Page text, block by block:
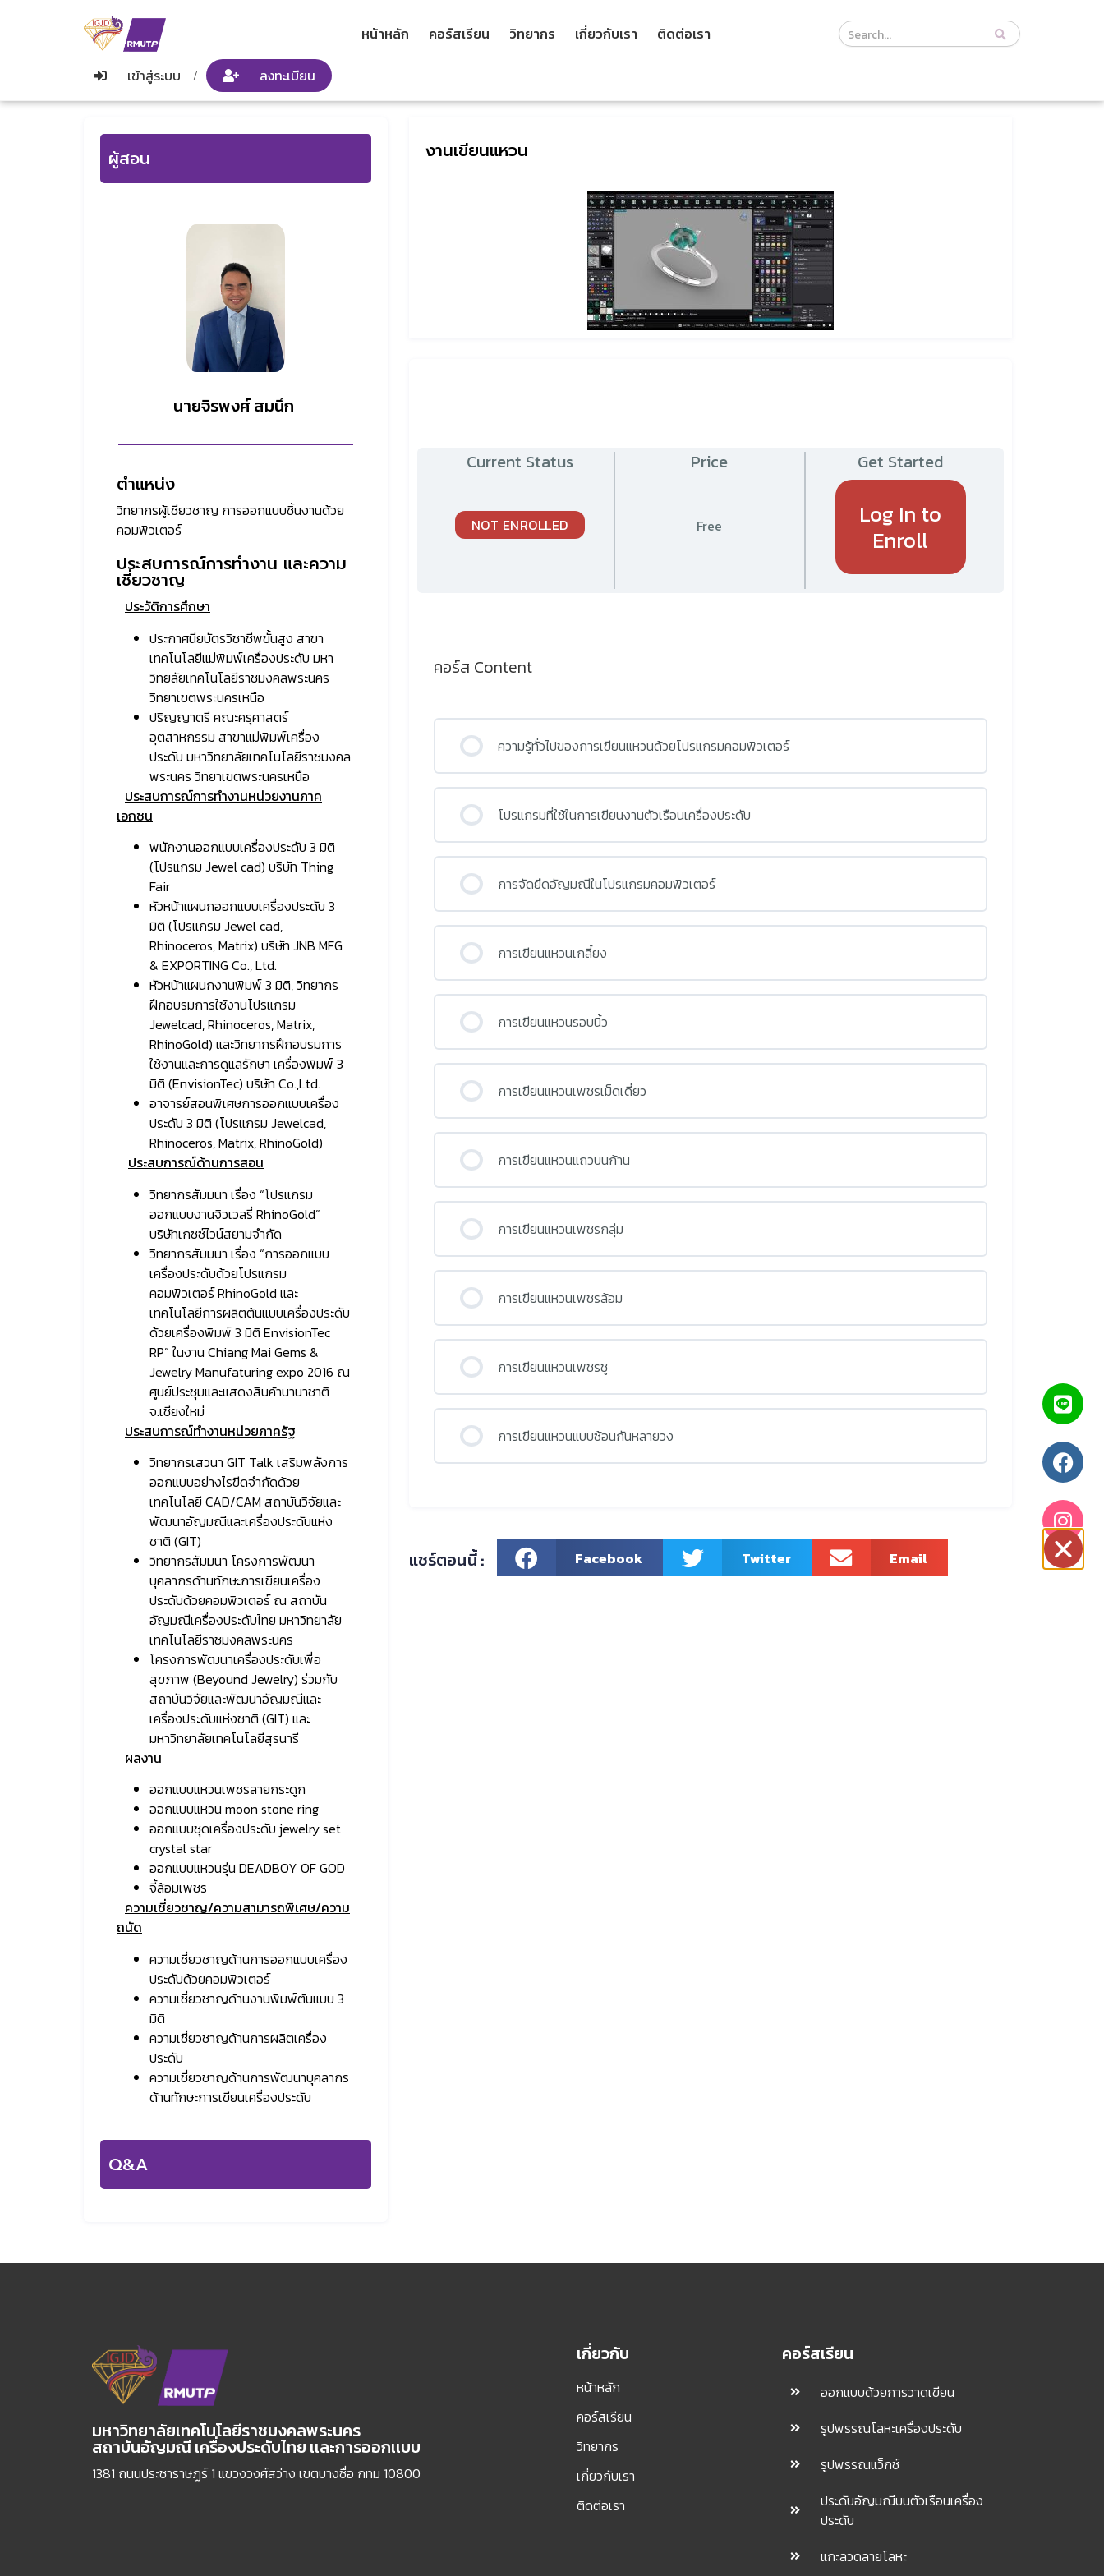
หน้าหลัก คอร์สเรียน วิทยากร เกี่ยวกับเรา ติดต่อเรา
Course
Search
เข้าสู่ระบบ / ลงทะเบียน
ผู้สอน
นายจิรพงศ์ สมนึก
ตำแหน่ง
วิทยากรผู้เชียวชาญ การออกแบบชิ้นงานด้วย
คอมพิวเตอร์
ประสบการณ์การทำงาน และความ
เชี่ยวชาญ
ประวัติการศึกษา
ประกาศนียบัตรวิชาชีพขั้นสูง สาขา
เทคโนโลยีแม่พิมพ์เครื่องประดับ มหา
วิทยลัยเทคโนโลยีราชมงคลพระนคร
วิทยาเขตพระนครเหนือ
ปริญญาตรี คณะครุศาสตร์
อุตสาหกรรม สาขาแม่พิมพ์เครื่อง
ประดับ มหาวิทยาลัยเทคโนโลยีราชมงคล
พระนคร วิทยาเขตพระนครเหนือ
ประสบการณ์การทำงานหน่วยงานภาค
เอกชน
พนักงานออกแบบเครื่องประดับ 3 มิติ
(โปรแกรม Jewel cad) บริษัท Thing
Fair
หัวหน้าแผนกออกแบบเครื่องประดับ 3
มิติ (โปรแกรม Jewel cad,
Rhinoceros, Matrix) บริษัท JNB MFG
& EXPORTING Co., Ltd.
หัวหน้าแผนกงานพิมพ์ 3 มิติ, วิทยากร
ฝึกอบรมการใช้งานโปรแกรม
Jewelcad, Rhinoceros, Matrix,
RhinoGold) และวิทยากรฝึกอบรมการ
ใช้งานและการดูแลรักษา เครื่องพิมพ์ 3
มิติ (EnvisionTec) บริษัท Co.,Ltd.
อาจารย์สอนพิเศษการออกแบบเครื่อง
ประดับ 3 มิติ (โปรแกรม Jewelcad,
Rhinoceros, Matrix, RhinoGold)
ประสบการณ์ด้านการสอน
วิทยากรสัมมนา เรื่อง “โปรแกรม
ออกแบบงานจิวเวลรี่ RhinoGold”
บริษัทเกซซ์ไวน์สยามจำกัด
วิทยากรสัมมนา เรื่อง “การออกแบบ
เครื่องประดับด้วยโปรแกรม
คอมพิวเตอร์ RhinoGold และ
เทคโนโลยีการผลิตต้นแบบเครื่องประดับ
ด้วยเครื่องพิมพ์ 3 มิติ EnvisionTec
RP” ในงาน Chiang Mai Gems &
Jewelry Manufaturing expo 2016 ณ
ศูนย์ประชุมและแสดงสินค้านานาชาติ
จ.เชียงใหม่
ประสบการณ์ทำงานหน่วยภาครัฐ
วิทยากรเสวนา GIT Talk เสริมพลังการ
ออกแบบอย่างไรขีดจำกัดด้วย
เทคโนโลยี CAD/CAM สถาบันวิจัยและ
พัฒนาอัญมณีและเครื่องประดับแห่ง
ชาติ (GIT)
วิทยากรสัมมนา โครงการพัฒนา
บุคลากรด้านทักษะการเขียนเครื่อง
ประดับด้วยคอมพิวเตอร์ ณ สถาบัน
อัญมณีเครื่องประดับไทย มหาวิทยาลัย
เทคโนโลยีราชมงคลพระนคร
โครงการพัฒนาเครื่องประดับเพื่อ
สุขภาพ (Beyound Jewelry) ร่วมกับ
สถาบันวิจัยและพัฒนาอัญมณีและ
เครื่องประดับแห่งชาติ (GIT) และ
มหาวิทยาลัยเทคโนโลยีสุรนารี
ผลงาน
ออกแบบแหวนเพชรลายกระดูก
ออกแบบแหวน moon stone ring
ออกแบบชุดเครื่องประดับ jewelry set
crystal star
ออกแบบแหวนรุ่น DEADBOY OF GOD
จี้ล้อมเพชร
ความเชี่ยวชาญ/ความสามารถพิเศษ/ความ
ถนัด
ความเชี่ยวชาญด้านการออกแบบเครื่อง
ประดับด้วยคอมพิวเตอร์
ความเชี่ยวชาญด้านงานพิมพ์ต้นแบบ 3
มิติ
ความเชี่ยวชาญด้านการผลิตเครื่อง
ประดับ
ความเชี่ยวชาญด้านการพัฒนาบุคลากร
ด้านทักษะการเขียนเครื่องประดับ
Q&A
งานเขียนแหวน
Current Status
NOT ENROLLED
Price
Free
Get Started
Log In to
Enroll
คอร์ส Content
ความรู้ทั่วไปของการเขียนแหวนด้วยโปรแกรมคอมพิวเตอร์
โปรแกรมที่ใช้ในการเขียนงานตัวเรือนเครื่องประดับ
การจัดยึดอัญมณีในโปรแกรมคอมพิวเตอร์
การเขียนแหวนเกลี้ยง
การเขียนแหวนรอบนิ้ว
การเขียนแหวนเพชรเม็ดเดี่ยว
การเขียนแหวนแถวบนก้าน
การเขียนแหวนเพชรกลุ่ม
การเขียนแหวนเพชรล้อม
การเขียนแหวนเพชรชู
การเขียนแหวนแบบซ้อนกันหลายวง
แชร์ตอนนี้ : Facebook Twitter Email
มหาวิทยาลัยเทคโนโลยีราชมงคลพระนคร
สถาบันอัญมณี เครื่องประดับไทย เเละการออกเเบบ
1381 ถนนประชาราษฏร์ 1 แขวงวงศ์สว่าง เขตบางซื่อ กทม 10800
เกี่ยวกับ
หน้าหลัก
คอร์สเรียน
วิทยากร
เกี่ยวกับเรา
ติดต่อเรา
คอร์สเรียน
ออกแบบด้วยการวาดเขียน
รูปพรรณโลหะเครื่องประดับ
รูปพรรณแว็กซ์
ประดับอัญมณีบนตัวเรือนเครื่อง
ประดับ
แกะลวดลายโลหะ